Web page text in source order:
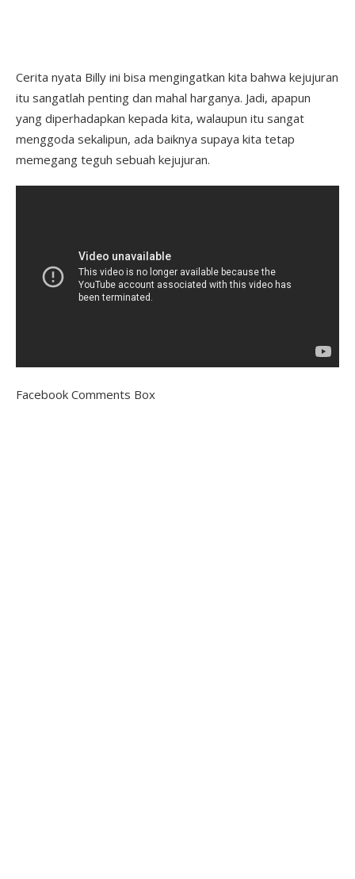
Cerita nyata Billy ini bisa mengingatkan kita bahwa kejujuran
itu sangatlah penting dan mahal harganya. Jadi, apapun
yang diperhadapkan kepada kita, walaupun itu sangat
menggoda sekalipun, ada baiknya supaya kita tetap
memegang teguh sebuah kejujuran.
Facebook Comments Box